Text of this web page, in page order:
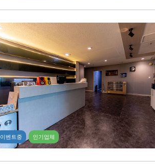
이벤트중 인기업체